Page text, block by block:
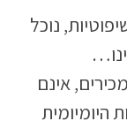
נוכל
אינם
היומיומית